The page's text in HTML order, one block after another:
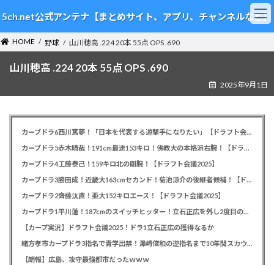
ン
テ
ン
ツ
ビ
ゲ
ー
シ
5ch.net公式アンテナ【まとめサイト、アプリ、チャンネルなど】
HOME 野球 山川穂高 .224 20本 55点 OPS .690
山川穂高 .224 20本 55点 OPS .690
2025年9月1日
カープドラ6西川篤夢！「日本を代表する遊撃手になりたい」【ドラフト会議2025】
カープドラ5赤木晴哉！191cm最速153キロ！佛教大の本格派右腕！【ドラフト会議2025】
カープドラ4工藤泰己！159キロ北の剛腕！【ドラフト会議2025】
カープドラ3勝田成！近畿大163cmセカンド！菊池涼介の後継者候補！【ドラフト会議2025】
カープドラ2齊藤汰直！亜大152キロエース！【ドラフト会議2025】
カープドラ1平川蓮！187cmのスイッチヒッター！立石正広を外し2度目の重複も新井監督がクジを引き当てる！【ドラフト会議2025】
【カープ実況】ドラフト会議2025！ドラ1立石正広の獲得なるか
緒方孝市カープドラ3指名で青学出禁！澤﨑俊和の逆指名まで10年間スカウト出禁
【朗報】広島、攻守最強都市だったｗｗｗ